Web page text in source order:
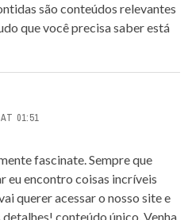
são conteúdos relevantes
que você precisa saber está
01:51
fascinate. Sempre que
eu encontro coisas incríveis
querer acessar o nosso site e
conteúdo único. Venha